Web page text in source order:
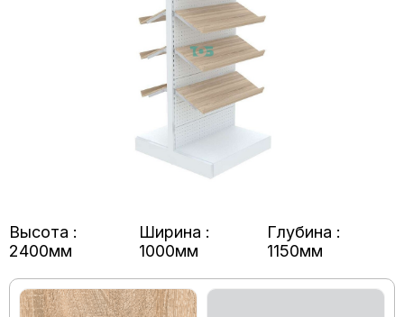
Высота :
2400мм
Ширина :
1000мм
Глубина :
1150мм